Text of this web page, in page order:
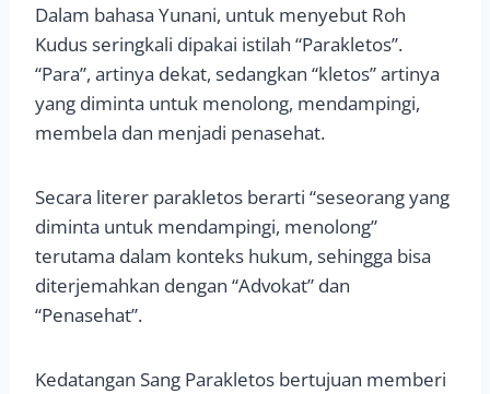
Dalam bahasa Yunani, untuk menyebut Roh
Kudus seringkali dipakai istilah “Parakletos”.
“Para”, artinya dekat, sedangkan “kletos” artinya
yang diminta untuk menolong, mendampingi,
membela dan menjadi penasehat.
Secara literer parakletos berarti “seseorang yang
diminta untuk mendampingi, menolong”
terutama dalam konteks hukum, sehingga bisa
diterjemahkan dengan “Advokat” dan
“Penasehat”.
Kedatangan Sang Parakletos bertujuan memberi